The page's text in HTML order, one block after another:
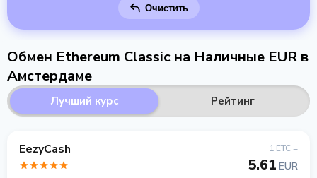
Очистить
Обмен Ethereum Classic на Наличные EUR в
Амстердаме
Лучший курс Рейтинг
EezyCash 1 ETC =
5.61 EUR